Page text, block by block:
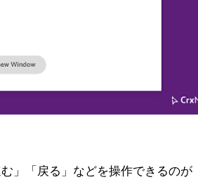
」「戻る」などを操作できるのが